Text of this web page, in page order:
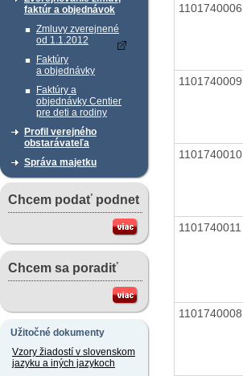
faktúr a objednávok
Zmluvy zverejnené
od 1.1.2012
Faktúry
a objednávky
Faktúry a
objednávky Centier
pre deti a rodiny
Profil verejného
obstarávateľa
Správa majetku
Chcem podať podnet
Chcem sa poradiť
Užitočné dokumenty
Vzory žiadostí v slovenskom
jazyku a iných jazykoch
1101740006
1101740009
1101740010
1101740011
1101740008